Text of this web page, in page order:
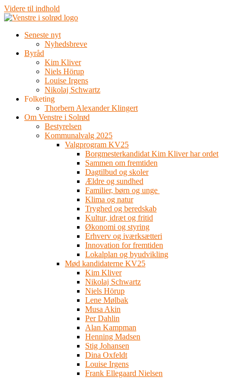
Videre til indhold
Seneste nyt
Nyhedsbreve
Byråd
Kim Kliver
Niels Hörup
Louise Irgens
Nikolaj Schwartz
Folketing
Thorbern Alexander Klingert
Om Venstre i Solrød
Bestyrelsen
Kommunalvalg 2025
Valgprogram KV25
Borgmesterkandidat Kim Kliver har ordet
Sammen om fremtiden
Dagtilbud og skoler
Ældre og sundhed
Familier, børn og unge
Klima og natur
Tryghed og beredskab
Kultur, idræt og fritid
Økonomi og styring
Erhverv og iværksætteri
Innovation for fremtiden
Lokalplan og byudvikling
Mød kandidaterne KV25
Kim Kliver
Nikolaj Schwartz
Niels Hörup
Lene Mølbak
Musa Akin
Per Dahlin
Alan Kampman
Henning Madsen
Stig Johansen
Dina Oxfeldt
Louise Irgens
Frank Ellegaard Nielsen